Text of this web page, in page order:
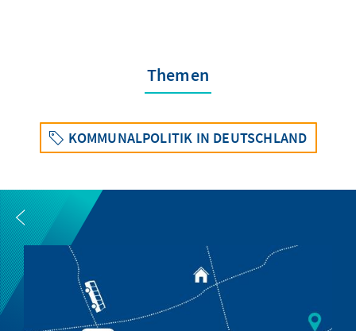
Themen
KOMMUNALPOLITIK IN DEUTSCHLAND